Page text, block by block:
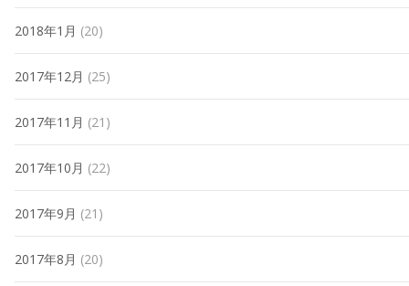
2018年1月 (20)
2017年12月 (25)
2017年11月 (21)
2017年10月 (22)
2017年9月 (21)
2017年8月 (20)